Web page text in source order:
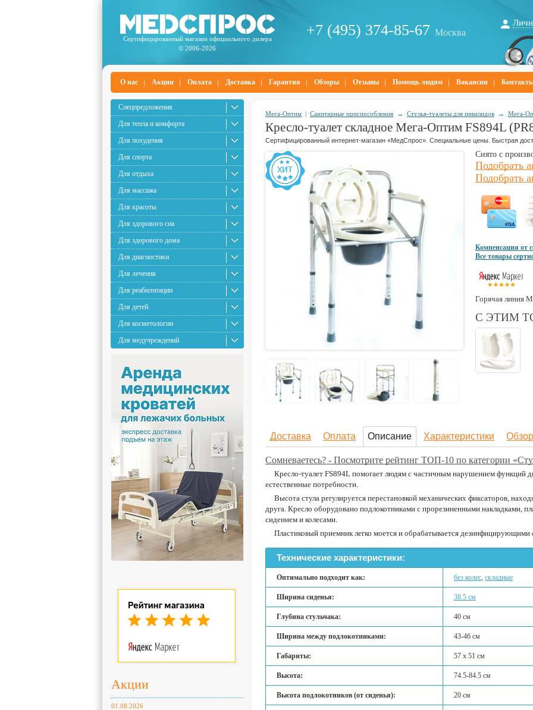
Сертифицированный магазин официального дилера
© 2006-2026
+7 (495) 374-85-67 Москва
О нас Акции Оплата Доставка Гарантия Обзоры Отзывы Помощь людям Вакансии
Спецпредложения
Для тепла и комфорта
Для похудения
Для спорта
Для отдыха
Для массажа
Для красоты
Для здорового сна
Для здорового дома
Для диагностики
Для лечения
Для реабилитации
Для детей
Для косметологии
Для медучреждений
Акции
01.08.2026
Мега-Оптим | Санитарные приспособления → Стулья-туалеты для инвалидов → Мега-
Кресло-туалет складное Мега-Оптим FS894L
Сертифицированный интернет-магазин «МедСпрос». Специальные цены. Быстрая
Снято с
Подобрать
Подобрать
Компенсация от
Все товары
Горячая линия
С ЭТИМ
Доставка Оплата Описание Характеристики
Сомневаетесь? - Посмотрите рейтинг ТОП-10 по категории
Кресло-туалет FS894L помогает людям с частичным нарушением функций
естественные потребности.
Высота стула регулируется перестановкой механических фиксаторов,
друга. Кресло оборудовано подлокотниками с прорезиненными накладками,
сидением и колесами.
Пластиковый приемник легко моется и обрабатывается дезинфицирующими
Технические характеристики:
Оптимально подходит как: без колес, складные
Ширина сиденья: 38.5 см
Глубина стульчака: 40 см
Ширина между подлокотниками: 43-46 см
Габариты: 57 х 51 см
Высота: 74.5-84.5 см
Высота подлокотников (от сиденья): 20 см